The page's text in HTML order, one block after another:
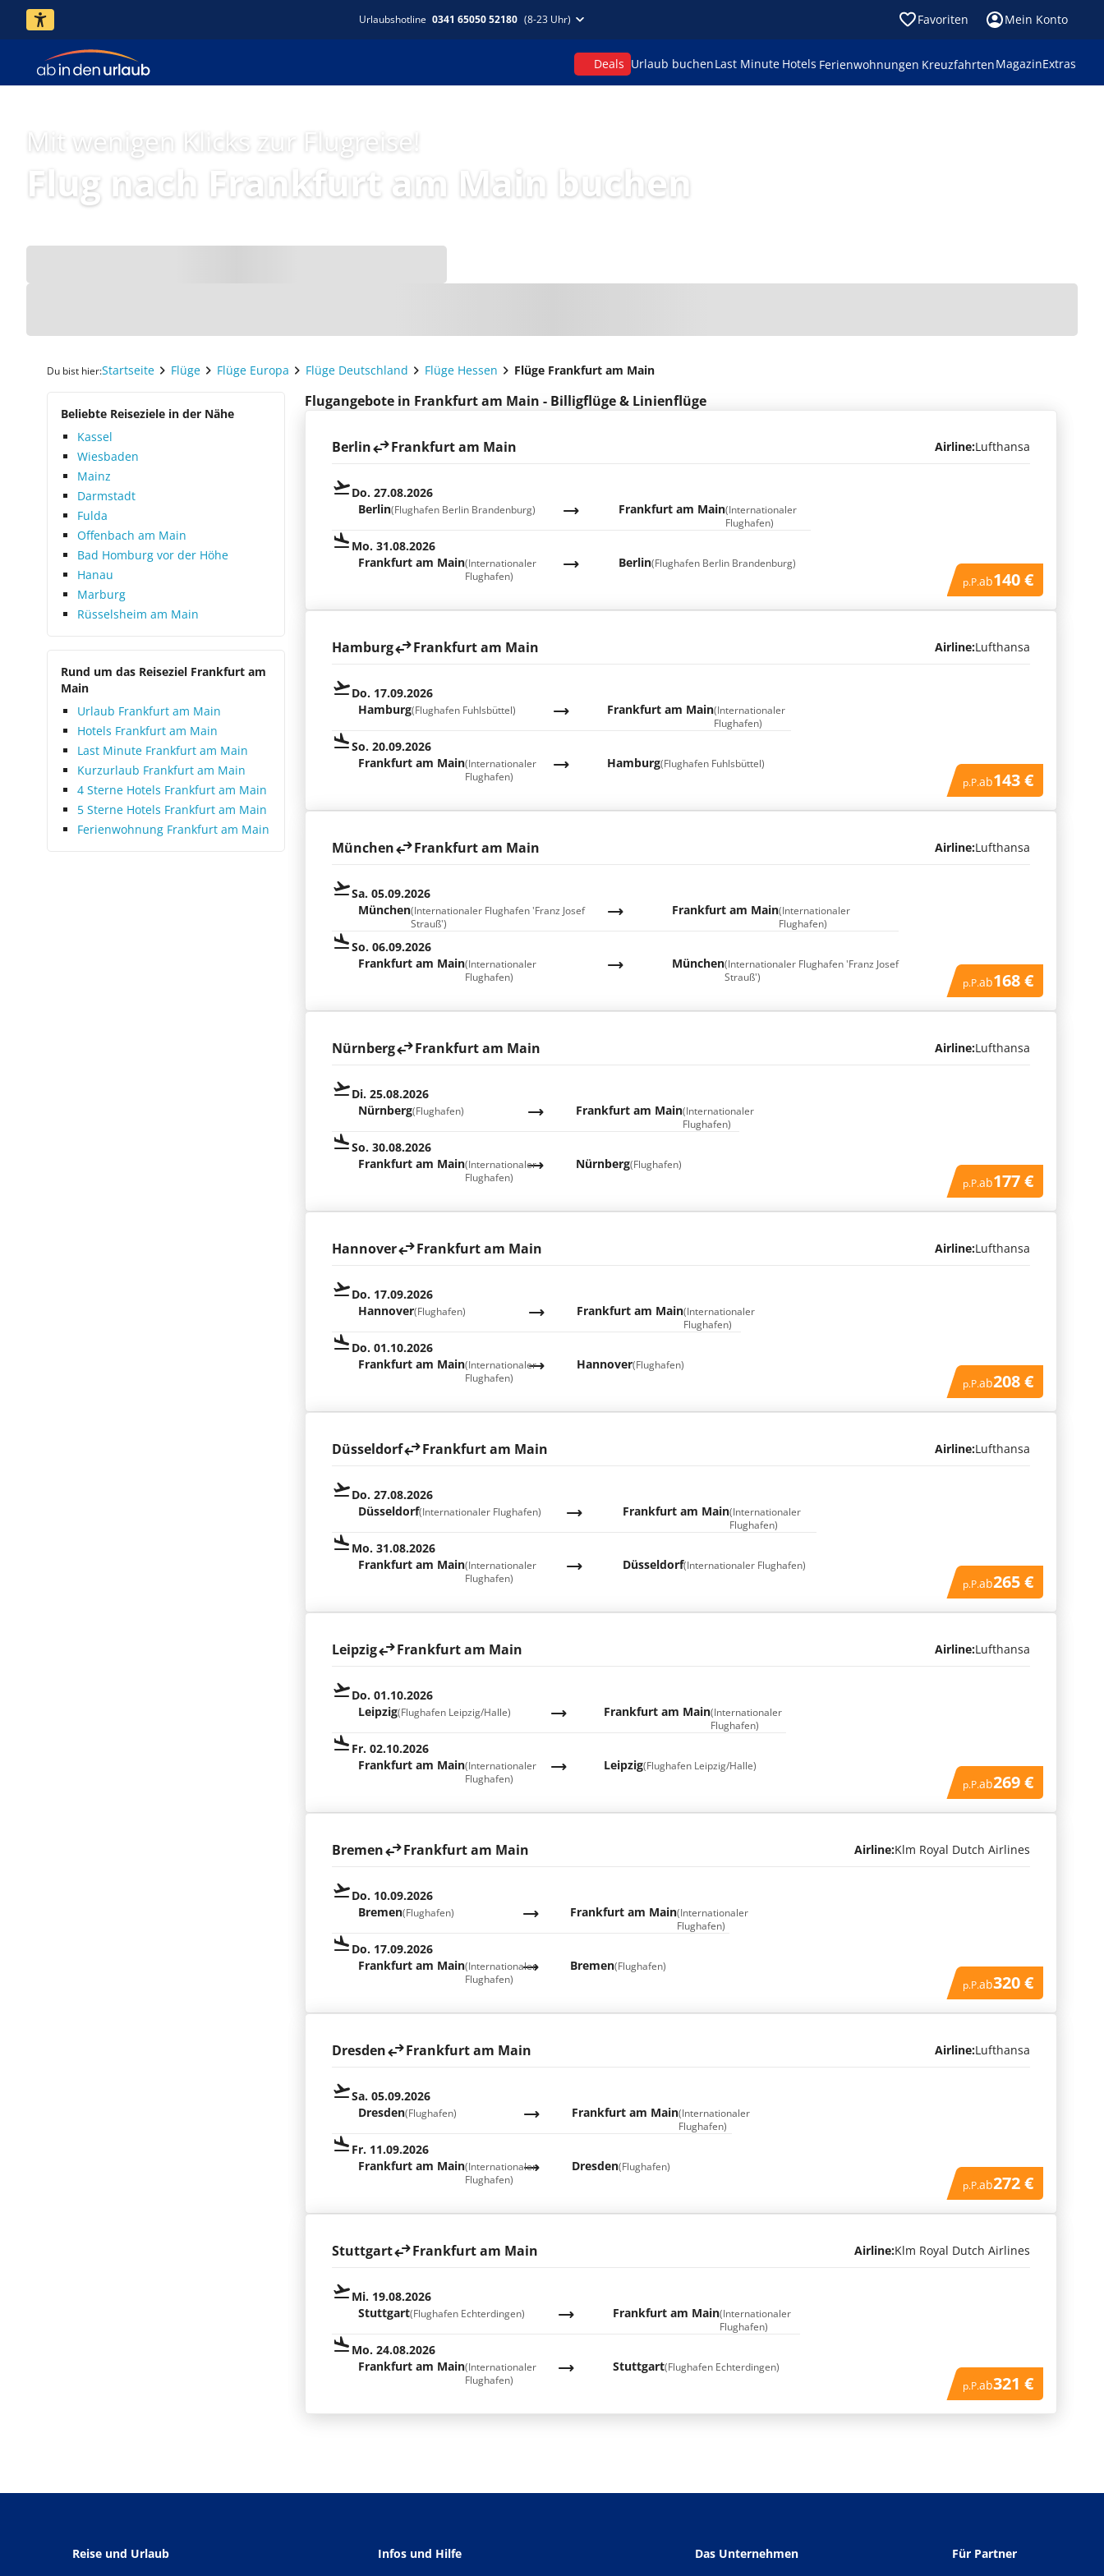
Urlaubshotline 0341 65050 52180 (8-23 Uhr) Favoriten Mein Konto
Deals Urlaub buchenLast Minute Hotels Ferienwohnungen KreuzfahrtenMagazinExtras
Mit wenigen Klicks zur Flugreise!
Flug nach Frankfurt am Main buchen
Du bist hier:Startseite Flüge Flüge Europa Flüge Deutschland Flüge Hessen Flüge Frankfurt am Main
Beliebte Reiseziele in der Nähe
Kassel
Wiesbaden
Mainz
Darmstadt
Fulda
Offenbach am Main
Bad Homburg vor der Höhe
Hanau
Marburg
Rüsselsheim am Main
Rund um das Reiseziel Frankfurt am
Main
Urlaub Frankfurt am Main
Hotels Frankfurt am Main
Last Minute Frankfurt am Main
Kurzurlaub Frankfurt am Main
4 Sterne Hotels Frankfurt am Main
5 Sterne Hotels Frankfurt am Main
Ferienwohnung Frankfurt am Main
Flugangebote in Frankfurt am Main - Billigflüge & Linienflüge
Berlin Frankfurt am Main Airline:Lufthansa
Do. 27.08.2026
Berlin(Flughafen Berlin Brandenburg) Frankfurt am Main(Internationaler
Flughafen)
Mo. 31.08.2026
Berlin(Flughafen Berlin Brandenburg)
Frankfurt am Main(Internationaler
Flughafen)
p.P.ab140 €
Hamburg Frankfurt am Main Airline:Lufthansa
Do. 17.09.2026
Hamburg(Flughafen Fuhlsbüttel) Frankfurt am Main(Internationaler
Flughafen)
So. 20.09.2026
Hamburg(Flughafen Fuhlsbüttel)
Frankfurt am Main(Internationaler
Flughafen)
p.P.ab143 €
München Frankfurt am Main Airline:Lufthansa
Sa. 05.09.2026
München(Internationaler Flughafen 'Franz Josef
Strauß')
Frankfurt am Main(Internationaler
Flughafen)
So. 06.09.2026
München(Internationaler Flughafen 'Franz Josef
Strauß')
Frankfurt am Main(Internationaler
Flughafen)
p.P.ab168 €
Nürnberg Frankfurt am Main Airline:Lufthansa
Di. 25.08.2026
Nürnberg(Flughafen) Frankfurt am Main(Internationaler
Flughafen)
So. 30.08.2026
Nürnberg(Flughafen)
Frankfurt am Main(Internationaler
Flughafen)
p.P.ab177 €
Hannover Frankfurt am Main Airline:Lufthansa
Do. 17.09.2026
Hannover(Flughafen) Frankfurt am Main(Internationaler
Flughafen)
Do. 01.10.2026
Hannover(Flughafen)
Frankfurt am Main(Internationaler
Flughafen)
p.P.ab208 €
Düsseldorf Frankfurt am Main Airline:Lufthansa
Do. 27.08.2026
Düsseldorf(Internationaler Flughafen) Frankfurt am Main(Internationaler
Flughafen)
Mo. 31.08.2026
Düsseldorf(Internationaler Flughafen)
Frankfurt am Main(Internationaler
Flughafen)
p.P.ab265 €
Leipzig Frankfurt am Main Airline:Lufthansa
Do. 01.10.2026
Leipzig(Flughafen Leipzig/Halle) Frankfurt am Main(Internationaler
Flughafen)
Fr. 02.10.2026
Leipzig(Flughafen Leipzig/Halle)
Frankfurt am Main(Internationaler
Flughafen)
p.P.ab269 €
Bremen Frankfurt am Main Airline:Klm Royal Dutch Airlines
Do. 10.09.2026
Bremen(Flughafen) Frankfurt am Main(Internationaler
Flughafen)
Do. 17.09.2026
Bremen(Flughafen)
Frankfurt am Main(Internationaler
Flughafen)
p.P.ab320 €
Dresden Frankfurt am Main Airline:Lufthansa
Sa. 05.09.2026
Dresden(Flughafen) Frankfurt am Main(Internationaler
Flughafen)
Fr. 11.09.2026
Dresden(Flughafen)
Frankfurt am Main(Internationaler
Flughafen)
p.P.ab272 €
Stuttgart Frankfurt am Main Airline:Klm Royal Dutch Airlines
Mi. 19.08.2026
Stuttgart(Flughafen Echterdingen) Frankfurt am Main(Internationaler
Flughafen)
Mo. 24.08.2026
Stuttgart(Flughafen Echterdingen)
Frankfurt am Main(Internationaler
Flughafen)
p.P.ab321 €
Reise und Urlaub Infos und Hilfe Das Unternehmen Für Partner